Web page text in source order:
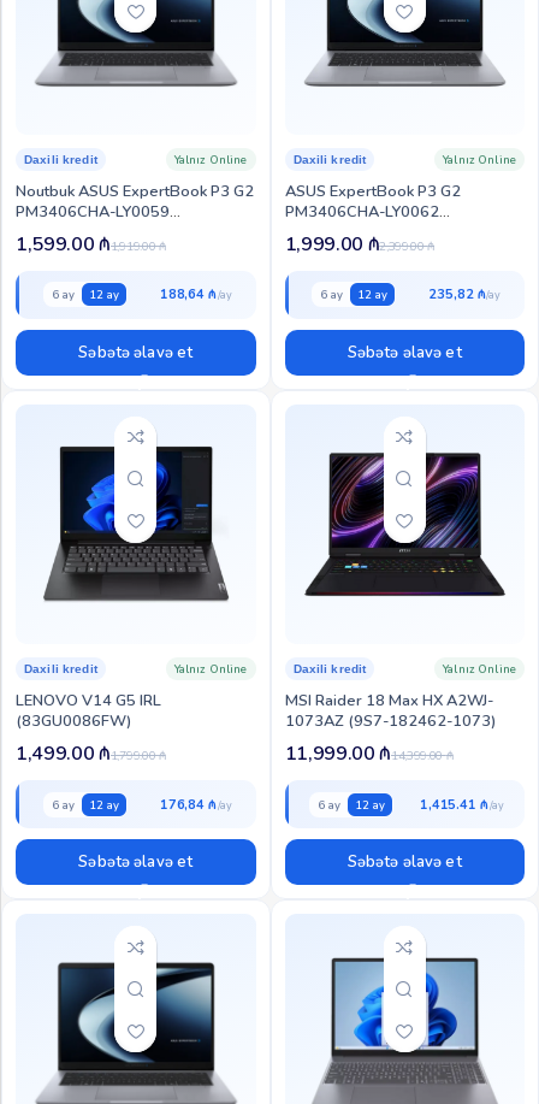
Noutbuk ASUS ExpertBook P3 G2
PM3406CHA-LY0059
(90NX09U2-M00240)
Daxili kredit Yalnız Online
1,919.00₼
1,599.00₼
6 ay 12 ay 188,64 ₼
Səbətə əlavə et
ASUS ExpertBook P3 G2
PM3406CHA-LY0062
(90NX09U2-M00280)
Daxili kredit Yalnız Online
2,399.00₼
1,999.00 ₼
6 ay 12 ay 235,82 ₼
Səbətə əlavə et
LENOVO V14 G5 IRL
(83GU0086FW)
Daxili kredit Yalnız Online
1,799.00₼
1,499.00₼
6 ay 12 ay 176,84 ₼
Səbətə əlavə et
MSI Raider 18 Max HX A2WJ-
1073AZ (9S7-182462-1073)
Daxili kredit Yalnız Online
14,399.00₼
11,999.00₼
6 ay 12 ay 1,415.41 ₼
Səbətə əlavə et